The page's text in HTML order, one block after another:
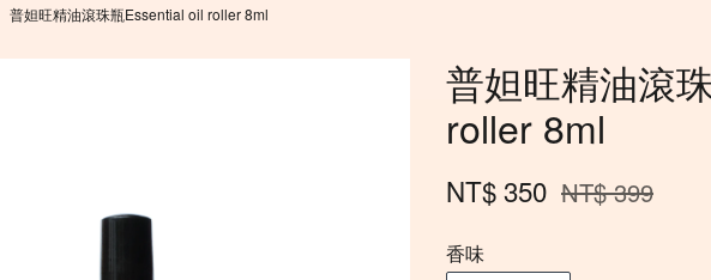
普妲旺精油滾珠瓶Essential oil roller 8ml
普妲旺精油滾
roller 8ml
NT$ 350 NT$ 399
香味